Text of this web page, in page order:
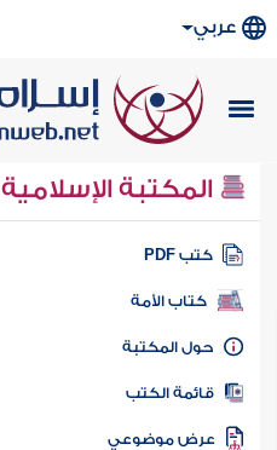
عربي
المكتبة الإسلامية
كتب PDF
كتاب الأمة
المكتبة